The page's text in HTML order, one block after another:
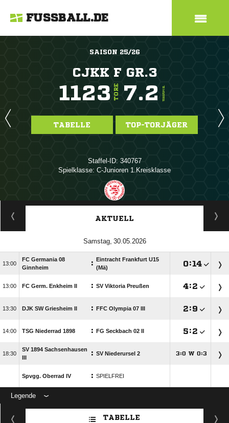
FUSSBALL.DE
SAISON 25/26
CJKK F GR.3
1123 TORE 7.2 TORE/SPIEL
TABELLE TOP-TORJÄGER
Staffel-ID: 340767
Spielklasse: C-Junioren 1.Kreisklasse
ANZEIGE
AKTUELL
 

FC Germania 08
Ginnheim
: Eintracht Frankfurt U15
(Mä)
:
 FC Germ. Enkheim II : SV Viktoria Preußen :
 DJK SW Griesheim II : FFC Olympia 07 III :
 TSG Niederrad 1898 : FG Seckbach 02 II :

SV 1894 Sachsenhausen
III
: SV Niederursel 2 : W:
Spvgg. Oberrad IV : SPIELFREI
Legende
ANZEIGE
TABELLE